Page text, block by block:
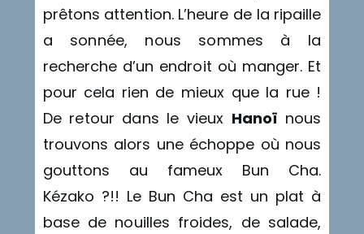
prêtons attention. L’heure de la ripaille
a sonnée, nous sommes à la
recherche d’un endroit où manger. Et
pour cela rien de mieux que la rue !
De retour dans le vieux Hanoï nous
trouvons alors une échoppe où nous
gouttons au fameux Bun Cha.
Kézako ?!! Le Bun Cha est un plat à
base de nouilles froides, de salade,